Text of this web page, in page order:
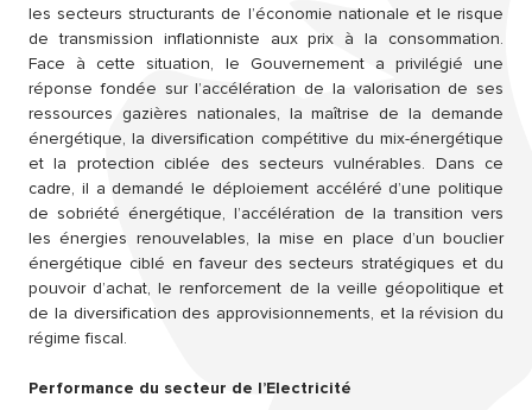
les secteurs structurants de l’économie nationale et le risque
de transmission inflationniste aux prix à la consommation.
Face à cette situation, le Gouvernement a privilégié une
réponse fondée sur l’accélération de la valorisation de ses
ressources gazières nationales, la maîtrise de la demande
énergétique, la diversification compétitive du mix-énergétique
et la protection ciblée des secteurs vulnérables. Dans ce
cadre, il a demandé le déploiement accéléré d’une politique
de sobriété énergétique, l’accélération de la transition vers
les énergies renouvelables, la mise en place d’un bouclier
énergétique ciblé en faveur des secteurs stratégiques et du
pouvoir d’achat, le renforcement de la veille géopolitique et
de la diversification des approvisionnements, et la révision du
régime fiscal.
Performance du secteur de l’Electricité